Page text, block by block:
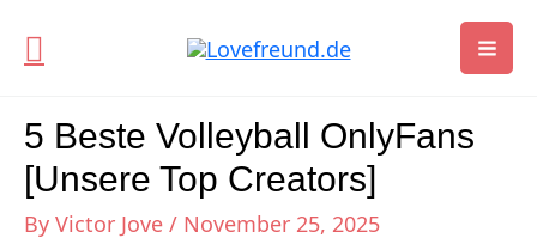
5 Beste Volleyball OnlyFans
[Unsere Top Creators]
By Victor Jove / November 25, 2025